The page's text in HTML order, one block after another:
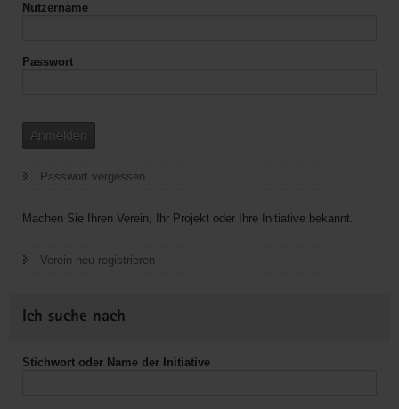
Nutzername
Passwort
Anmelden
Passwort vergessen
Machen Sie Ihren Verein, Ihr Projekt oder Ihre Initiative bekannt.
Verein neu registrieren
Ich suche nach
Stichwort oder Name der Initiative